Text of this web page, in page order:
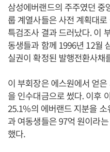
삼성에버랜드의 주주였던 중
룹 계열사들은 사전 계획대
특검조사 결과 드러났다. 이
동생들과 함께 1996년 12월
실권이 확정된 발행전환사채
이 부회장은 에스원에서 얻
을 인수대금으로 썼다. 이후
25.1%의 에버랜드 지분을
과 여동생들은 97억 원이라
했다.